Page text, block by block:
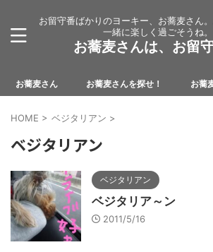
お留守番ばかりのヨーキー、お蕎麦さん。
一緒に楽しく過ごそうね。
お蕎麦さんは、お留守
お蕎麦さん お蕎麦さんを探せ！ お蕎
HOME > ベジタリアン >
ベジタリアン
ベジタリアン
ベジタリア～ン
2011/5/16